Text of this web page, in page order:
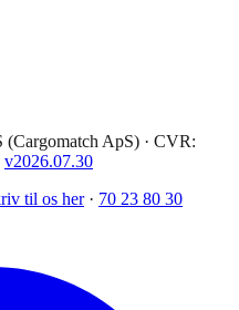
ApS) · CVR:
v2026.07.30
til os her · 70 23 80 30